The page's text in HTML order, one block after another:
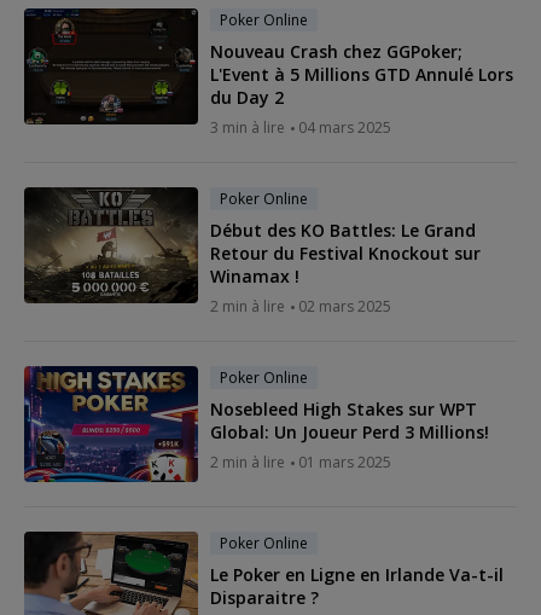
Poker Online
Nouveau Crash chez GGPoker;
L'Event à 5 Millions GTD Annulé Lors
du Day 2
3 min à lire 04 mars 2025
Poker Online
Début des KO Battles: Le Grand
Retour du Festival Knockout sur
Winamax !
2 min à lire 02 mars 2025
Poker Online
Nosebleed High Stakes sur WPT
Global: Un Joueur Perd 3 Millions!
2 min à lire 01 mars 2025
Poker Online
Le Poker en Ligne en Irlande Va-t-il
Disparaitre ?